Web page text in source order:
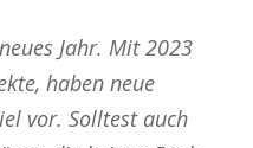
Jahr. Mit 2023
haben neue
vor. Solltest auch